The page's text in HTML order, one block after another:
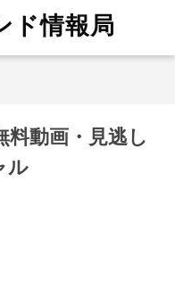
ド情報局
料動画・見逃し
ル